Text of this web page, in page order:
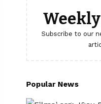
Subscribe to our
Popular News